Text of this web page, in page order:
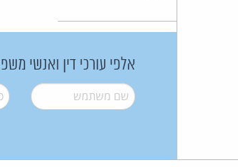
אלפי עורכי דין ואנשי
שם משתמש*